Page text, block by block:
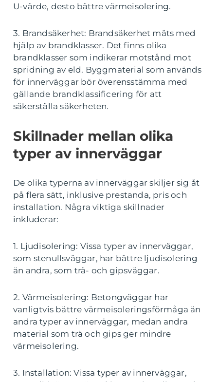
U-värde, desto bättre värmeisolering.
3. Brandsäkerhet: Brandsäkerhet mäts med
hjälp av brandklasser. Det finns olika
brandklasser som indikerar motstånd mot
spridning av eld. Byggmaterial som används
för innerväggar bör överensstämma med
gällande brandklassificering för att
säkerställa säkerheten.
Skillnader mellan olika
typer av innerväggar
De olika typerna av innerväggar skiljer sig åt
på flera sätt, inklusive prestanda, pris och
installation. Några viktiga skillnader
inkluderar:
1. Ljudisolering: Vissa typer av innerväggar,
som stenullsväggar, har bättre ljudisolering
än andra, som trä- och gipsväggar.
2. Värmeisolering: Betongväggar har
vanligtvis bättre värmeisoleringsförmåga än
andra typer av innerväggar, medan andra
material som trä och gips ger mindre
värmeisolering.
3. Installation: Vissa typer av innerväggar,